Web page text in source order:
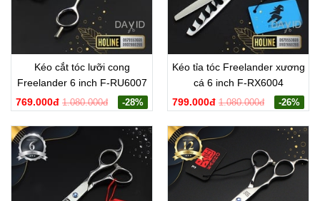
Kéo cắt tóc lưỡi cong
Freelander 6 inch F-RU6007
769.000đ 1.080.000đ -28%
Kéo tỉa tóc Freelander xương
cá 6 inch F-RX6004
799.000đ 1.080.000đ -26%